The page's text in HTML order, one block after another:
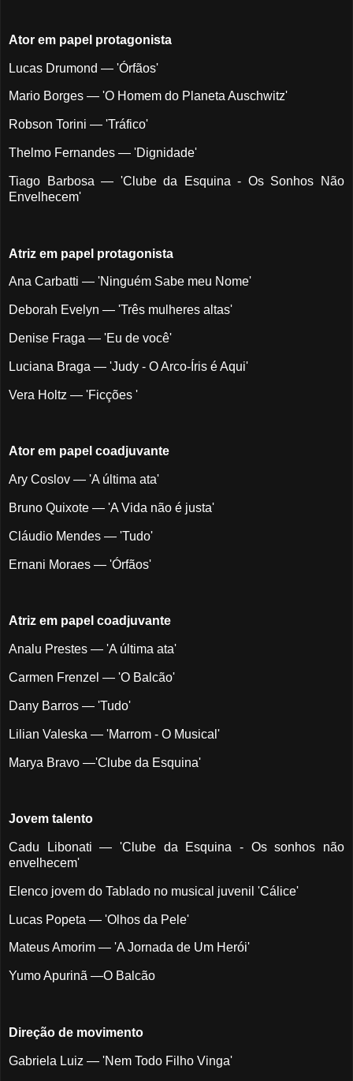
Ator em papel protagonista
Lucas Drumond — 'Órfãos'
Mario Borges — 'O Homem do Planeta Auschwitz'
Robson Torini — 'Tráfico'
Thelmo Fernandes — 'Dignidade'
Tiago Barbosa — 'Clube da Esquina - Os Sonhos Não
Envelhecem'
Atriz em papel protagonista
Ana Carbatti — 'Ninguém Sabe meu Nome'
Deborah Evelyn — 'Três mulheres altas'
Denise Fraga — 'Eu de você'
Luciana Braga — 'Judy - O Arco-Íris é Aqui'
Vera Holtz — 'Ficções '
Ator em papel coadjuvante
Ary Coslov — 'A última ata'
Bruno Quixote — 'A Vida não é justa'
Cláudio Mendes — 'Tudo'
Ernani Moraes — 'Órfãos'
Atriz em papel coadjuvante
Analu Prestes — 'A última ata'
Carmen Frenzel — 'O Balcão'
Dany Barros — 'Tudo'
Lilian Valeska — 'Marrom - O Musical'
Marya Bravo —'Clube da Esquina'
Jovem talento
Cadu Libonati — 'Clube da Esquina - Os sonhos não
envelhecem'
Elenco jovem do Tablado no musical juvenil 'Cálice'
Lucas Popeta — 'Olhos da Pele'
Mateus Amorim — 'A Jornada de Um Herói'
Yumo Apurinã —O Balcão
Direção de movimento
Gabriela Luiz — 'Nem Todo Filho Vinga'